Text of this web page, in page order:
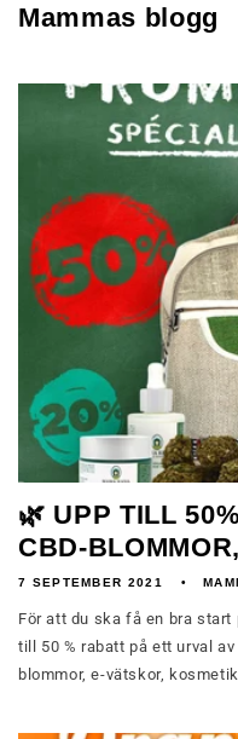
Mammas blogg
🌿 UPP TILL
CBD-
7 SEPTEMBER 2021
För att du ska få en bra start
till 50 % rabatt på ett urval
blommor, e-vätskor,